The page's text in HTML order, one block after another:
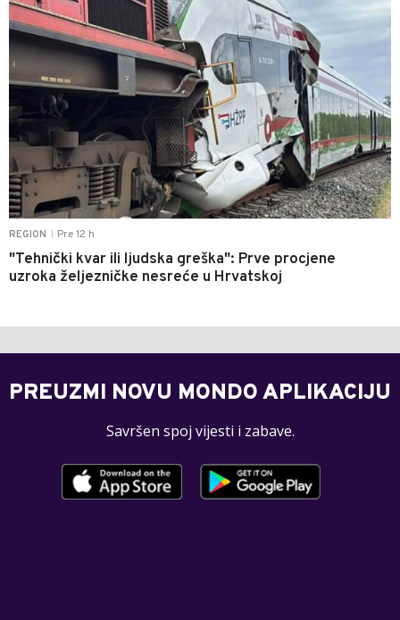
REGION Pre 12 h
"Tehnički kvar ili ljudska greška": Prve procjene
uzroka željezničke nesreće u Hrvatskoj
PREUZMI NOVU MONDO APLIKACIJU
Savršen spoj vijesti i zabave.